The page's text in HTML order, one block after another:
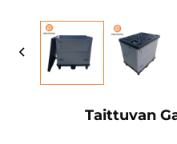
Taittuvan